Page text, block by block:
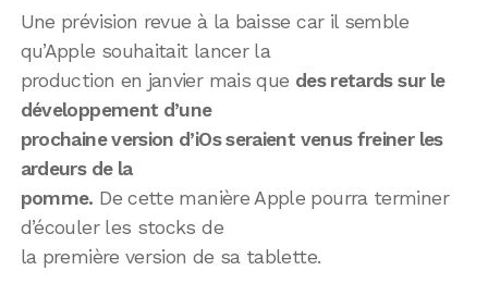
Une prévision revue à la baisse car il semble
qu’Apple souhaitait lancer la
production en janvier mais que des retards sur le
développement d’une
prochaine version d’iOs seraient venus freiner les
ardeurs de la
pomme. De cette manière Apple pourra terminer
d’écouler les stocks de
la première version de sa tablette.